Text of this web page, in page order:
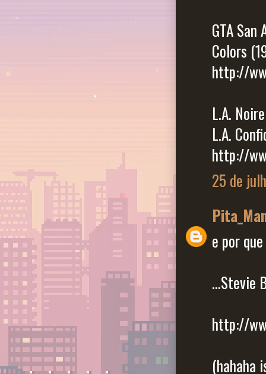
GTA San
Colors
http://
L.A. Noire
L.A.
http://
25 de
e por
...Stevie
http://
(hahaha